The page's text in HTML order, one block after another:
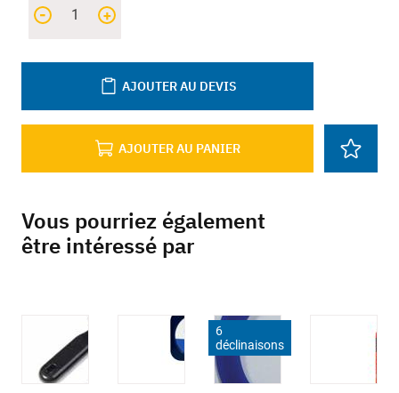
+
-
AJOUTER AU PANIER
AJOUTER AU DEVIS
Vous pourriez également
être intéressé par
6
déclinaisons